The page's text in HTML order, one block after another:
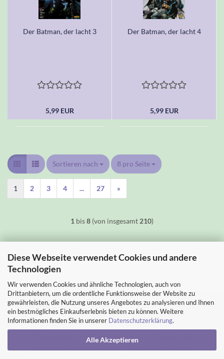
Diese Webseite verwendet Cookies und andere
Technologien
Wir verwenden Cookies und ähnliche Technologien, auch von
Drittanbietern, um die ordentliche Funktionsweise der Website zu
gewährleisten, die Nutzung unseres Angebotes zu analysieren und Ihnen
ein bestmögliches Einkaufserlebnis bieten zu können. Weitere
Informationen finden Sie in unserer Datenschutzerklärung.
Alle Akzeptieren
Der Batman, der lacht 3
5,99 EUR
Der Batman, der lacht 4
5,99 EUR
Sortieren nach
Sortieren nach 8 pro Seite
pro Seite
1 2 3 4 ... 27 »
1 bis8 (von insgesamt 210)
Impressum Kontakt
Versand- & Zahlungsbedingungen
Widerrufsrecht & Muster-Widerrufsformular
Öffnungszeiten und Lage
Service & US-Comics
Privatsphäre und Datenschutz
Cookie Einstellungen